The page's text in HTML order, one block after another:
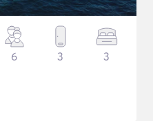
6 3 3